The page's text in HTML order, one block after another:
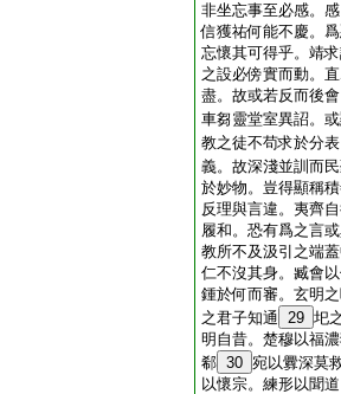
非坐忘事至必感。
信獲祐何能不慶。
忘懷其可得乎。靖
之設必傍實而動。
盡。故或若反而後
車芻靈堂室異詔。
教之徒不苟求於分
義。故深淺並訓而
於妙物。豈得顯稱
反理與言違。夷齊
履和。恐有爲之言
教所不及汲引之端
仁不沒其身。臧會
鍾於何而審。玄明
之君子知通 29 圯
明自昔。楚穆以福
郗 30 宛以釁深莫
以懷宗。練形以聞